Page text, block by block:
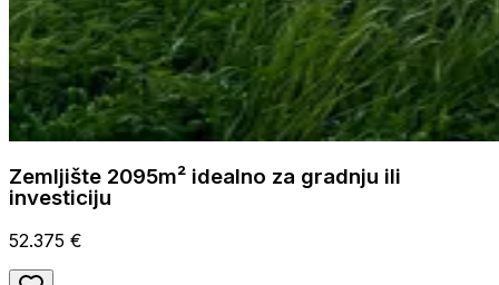
Zemljište 2095m² idealno za gradnju ili
investiciju
52.375 €